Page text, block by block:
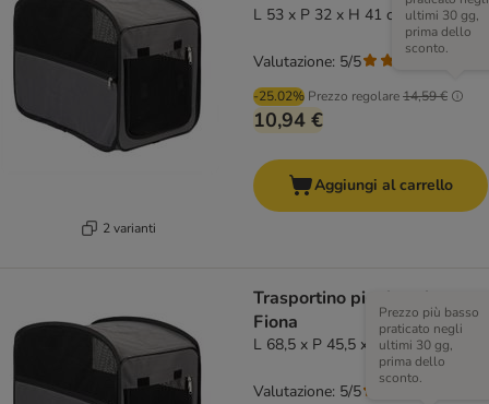
2 varianti
L 53 x P 32 x H 41 cm
-25.02% Prezzo regolare14,59 €
ultimi 30 gg,
prima dello
sconto.
10,94 €
Valutazione: 5/5
Aggiungi al carrello
Trasportino pieghevole
Fiona
L 68,5 x P 45,5 x H 56 cm
Prezzo più basso
praticato negli
ultimi 30 gg,
prima dello
sconto.
Valutazione: 5/5